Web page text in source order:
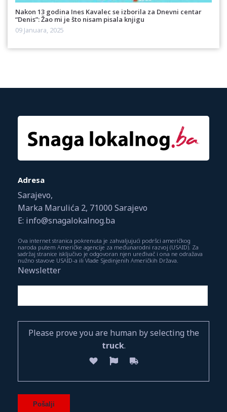
Nakon 13 godina Ines Kavalec se izborila za Dnevni centar
“Denis”: Žao mi je što nisam pisala knjigu
09 Januara, 2025
Adresa
Sarajevo,
Marka Marulića 2, 71000 Sarajevo
E: info@snagalokalnog.ba
Ova internet stranica pokrenuta je zahvaljujući podršci američkog
naroda putem Američke agencije za međunarodni razvoj (USAID). Za
sadržaj stranice isključivo je odgovoran njen uređivač i ona ne odražava
nužno stavove USAID-a ili Vlade Sjedinjenih Američkih Država.
Newsletter
Please prove you are human by selecting the
truck.